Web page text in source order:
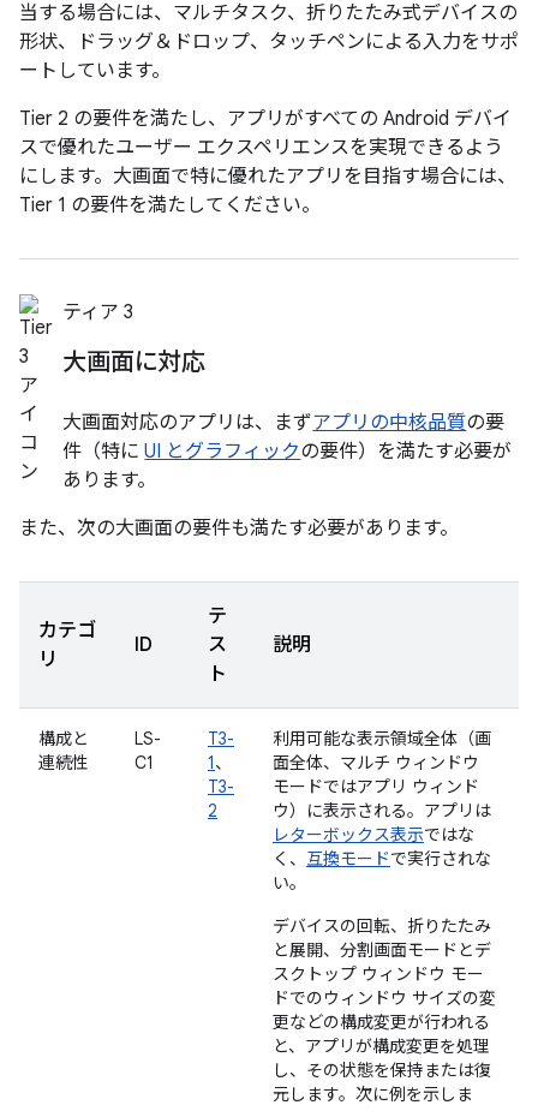
当する場合には、マルチタスク、折りたたみ式デバイスの
形状、ドラッグ＆ドロップ、タッチペンによる入力をサポ
ートしています。
Tier 2 の要件を満たし、アプリがすべての Android デバイ
スで優れたユーザー エクスペリエンスを実現できるよう
にします。大画面で特に優れたアプリを目指す場合には、
Tier 1 の要件を満たしてください。
ティア 3
大画面に対応
大画面対応のアプリは、まずアプリの中核品質の要
件（特にUI とグラフィックの要件）を満たす必要が
あります。
また、次の大画面の要件も満たす必要があります。
カテゴ
リ
ID
テ
ス
ト
説明
構成と
連続性
LS-
C1
T3-
1、
T3-
2
利用可能な表示領域全体（画
面全体、マルチ ウィンドウ
モードではアプリ ウィンド
ウ）に表示される。アプリは
レターボックス表示ではな
く、 互換モードで実行されな
い。
デバイスの回転、折りたたみ
と展開、分割画面モードとデ
スクトップ ウィンドウ モー
ドでのウィンドウ サイズの変
更などの構成変更が行われる
と、アプリが構成変更を処理
し、その状態を保持または復
元します。次に例を示しま